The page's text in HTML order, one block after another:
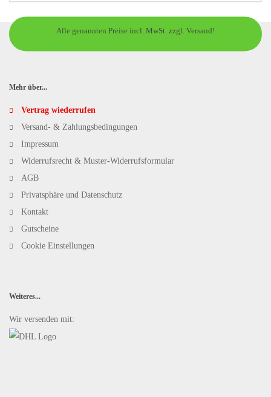
Alle genannten Preise incl. MwSt. zzgl. Versand!
Mehr über...
Vertrag wiederrufen
Versand- & Zahlungsbedingungen
Impressum
Widerrufsrecht & Muster-Widerrufsformular
AGB
Privatsphäre und Datenschutz
Kontakt
Gutscheine
Cookie Einstellungen
Weiteres...
Wir versenden mit: